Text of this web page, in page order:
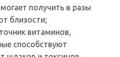
получить в разы
близости;
витаминов,
способствуют